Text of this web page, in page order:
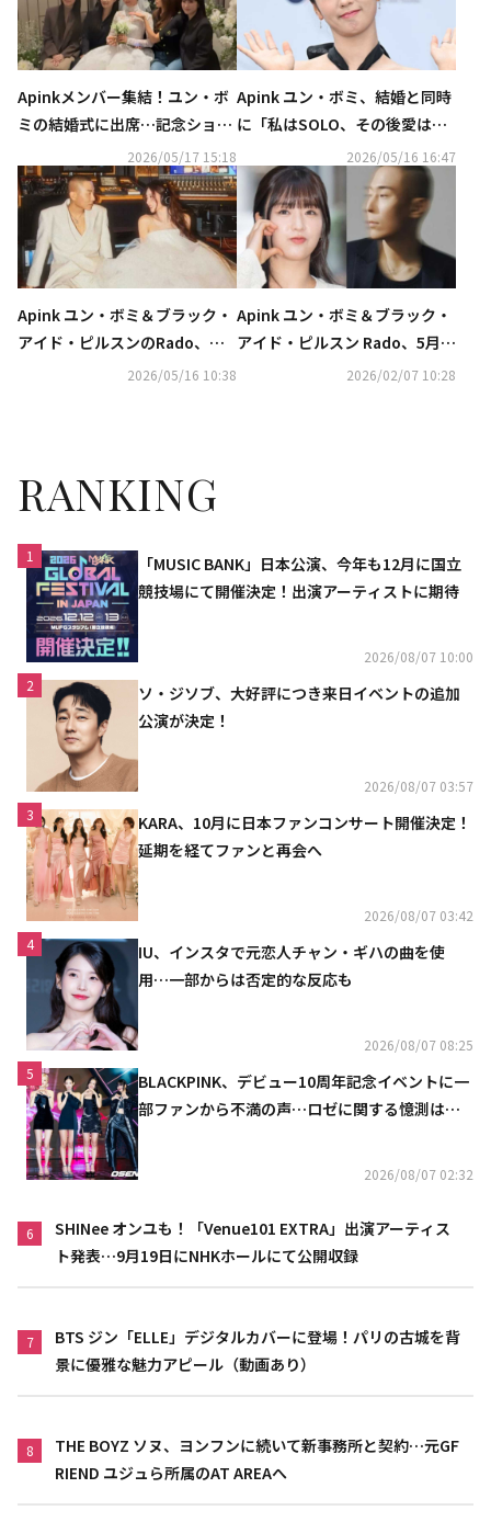
Apinkメンバー集結！ユン・ボ
ミの結婚式に出席…記念ショッ
2026/05/17 15:18
Apink ユン・ボミ、結婚と同時
に「私はSOLO、その後愛は続
2026/05/16 16:47
Apink ユン・ボミ＆ブラック・
アイド・ピルスンのRado、本
日（5/16）結婚！ウエディング
2026/05/16 10:38
Apink ユン・ボミ＆ブラック・
アイド・ピルスン Rado、5月1
6日に挙式…事務所がコメント
2026/02/07 10:28
RANKING
1
「MUSIC BANK」日本公演、今年も12月に国立
競技場にて開催決定！出演アーティストに期待
2026/08/07 10:00
2
ソ・ジソブ、大好評につき来日イベントの追加
公演が決定！
2026/08/07 03:57
3
KARA、10月に日本ファンコンサート開催決定！
延期を経てファンと再会へ
2026/08/07 03:42
4
IU、インスタで元恋人チャン・ギハの曲を使
用…一部からは否定的な反応も
2026/08/07 08:25
5
BLACKPINK、デビュー10周年記念イベントに一
部ファンから不満の声…ロゼに関する憶測は否
2026/08/07 02:32
6
SHINee オンユも！「Venue101 EXTRA」出演アーティス
ト発表…9月19日にNHKホールにて公開収録
7
BTS ジン「ELLE」デジタルカバーに登場！パリの古城を背
景に優雅な魅力アピール（動画あり）
8
THE BOYZ ソヌ、ヨンフンに続いて新事務所と契約…元GF
RIEND ユジュら所属のAT AREAへ